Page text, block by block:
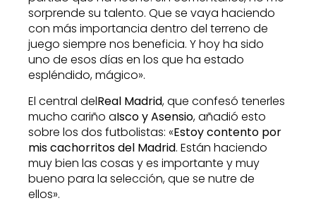
sorprende su talento. Que se vaya haciendo
con más importancia dentro del terreno de
juego siempre nos beneficia. Y hoy ha sido
uno de esos días en los que ha estado
espléndido, mágico».
El central delReal Madrid, que confesó tenerles
mucho cariño aIsco y Asensio, añadió esto
sobre los dos futbolistas: «Estoy contento por
mis cachorritos del Madrid. Están haciendo
muy bien las cosas y es importante y muy
bueno para la selección, que se nutre de
ellos».